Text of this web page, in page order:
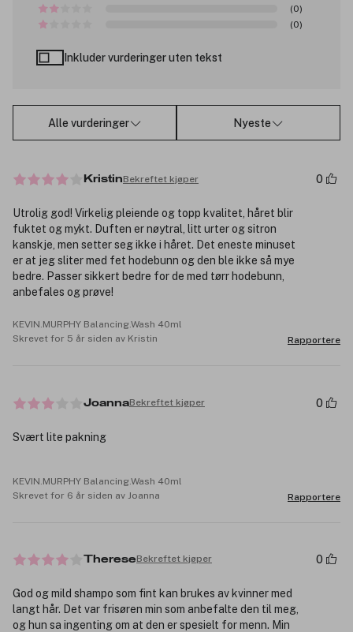
(0)
(0)
Inkluder vurderinger uten tekst
Alle vurderinger Nyeste
KristinBekreftet kjøper 0
Utrolig god! Virkelig pleiende og topp kvalitet, håret blir
fuktet og mykt. Duften er nøytral, litt urter og sitron
kanskje, men setter seg ikke i håret. Det eneste minuset
er at jeg sliter med fet hodebunn og den ble ikke så mye
bedre. Passer sikkert bedre for de med tørr hodebunn,
anbefales og prøve!
KEVIN.MURPHY Balancing.Wash 40ml
Skrevet for 5 år siden av Kristin
Rapportere
JoannaBekreftet kjøper 0
Svært lite pakning
KEVIN.MURPHY Balancing.Wash 40ml
Skrevet for 6 år siden av Joanna
Rapportere
ThereseBekreftet kjøper 0
God og mild shampo som fint kan brukes av kvinner med
langt hår. Det var frisøren min som anbefalte den til meg,
og hun sa ingenting om at den er spesielt for menn. Min